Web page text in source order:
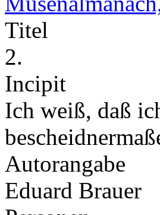
Titel
2.
Incipit
Ich weiß, daß
Autorangabe
Eduard Brauer